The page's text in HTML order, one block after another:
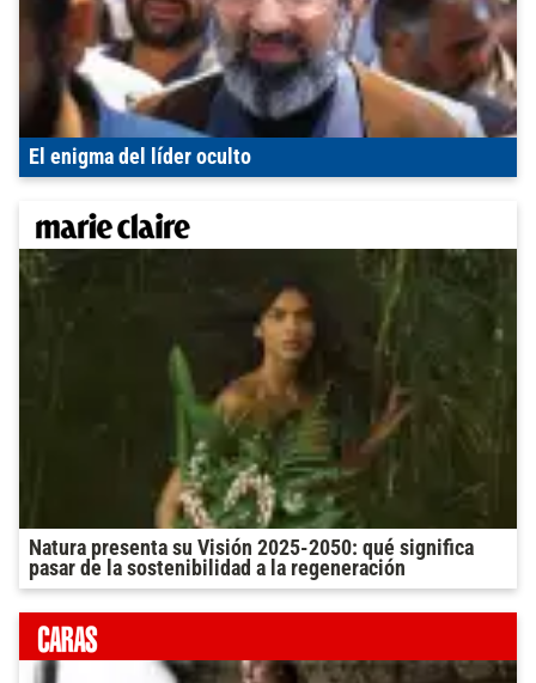
El enigma del líder oculto
Natura presenta su Visión 2025-2050: qué significa
pasar de la sostenibilidad a la regeneración